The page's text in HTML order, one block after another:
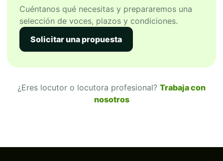
Cuéntanos qué necesitas y prepararemos una
selección de voces, plazos y condiciones.
Solicitar una propuesta
¿Eres locutor o locutora profesional? Trabaja con
nosotros